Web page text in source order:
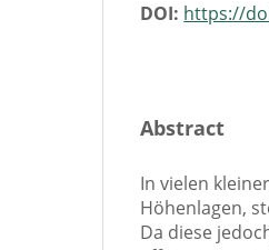
DOI: https://
Abstract
In vielen
Höhenlagen,
Da diese